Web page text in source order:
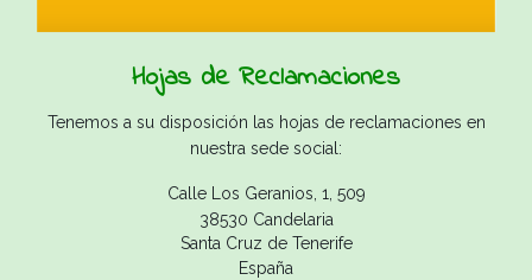
Hojas de Reclamaciones
Tenemos a su disposición las hojas de reclamaciones en
nuestra sede social:
Calle Los Geranios, 1, 509
38530 Candelaria
Santa Cruz de Tenerife
España